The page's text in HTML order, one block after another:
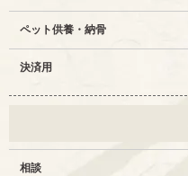
ペット供養・納骨
決済用
相談